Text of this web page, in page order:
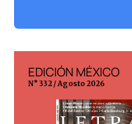
EDICIÓN MÉXICO
N° 332 / Agosto 2026